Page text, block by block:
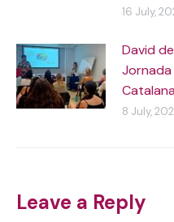
16 July,
David
Jornada
8 July,
Leave a Reply